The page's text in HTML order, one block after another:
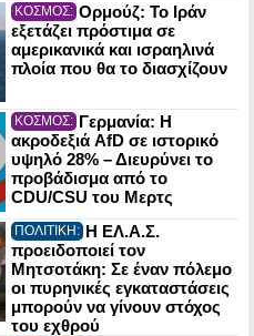
ΚΟΣΜΟΣ: Ορμούζ: Το Ιράν
εξετάζει πρόστιμα σε
αμερικανικά και ισραηλινά
πλοία που θα το διασχίζουν
ΚΟΣΜΟΣ: Γερμανία: Η
ακροδεξιά AfD σε ιστορικό
υψηλό 28% – Διευρύνει το
προβάδισμα από το
CDU/CSU του Μερτς
ΠΟΛΙΤΙΚΗ: Η ΕΛ.Α.Σ.
προειδοποιεί τον
Μητσοτάκη: Σε έναν πόλεμο
οι πυρηνικές εγκαταστάσεις
μπορούν να γίνουν στόχος
του εχθρού